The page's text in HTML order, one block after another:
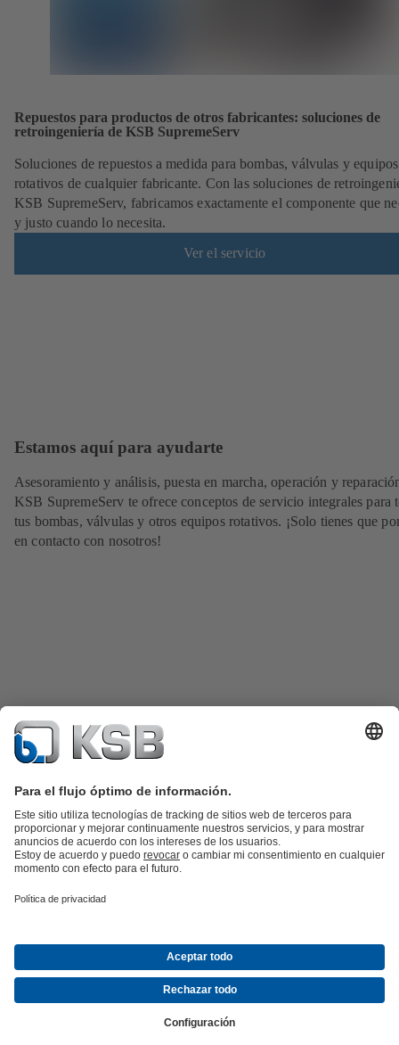
Repuestos para productos de otros fabricantes: soluciones de
retroingeniería de KSB SupremeServ
Soluciones de repuestos a medida para bombas, válvulas y equipos
rotativos de cualquier fabricante. Con las soluciones de
KSB SupremeServ, fabricamos exactamente el componente que
y justo cuando lo necesita.
Ver el servicio
Estamos aquí para ayudarte
Asesoramiento y análisis, puesta en marcha, operación y
KSB SupremeServ te ofrece conceptos de servicio integrales para
tus bombas, válvulas y otros equipos rotativos. ¡Solo tienes que
en contacto con nosotros!
Catálogo de productos
IndustriaEdificacion
EmpresaEventosPrensaEmpleoRedes sociales
Aviso legalInformación de la